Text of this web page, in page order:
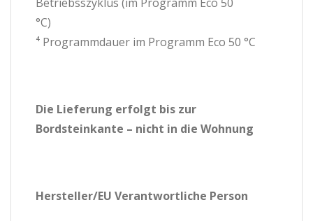
°C)
⁴ Programmdauer im Programm Eco 50 °C
Die Lieferung erfolgt bis zur
Bordsteinkante – nicht in die Wohnung
Hersteller/EU Verantwortliche Person